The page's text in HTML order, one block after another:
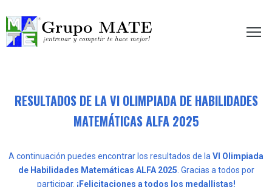
te hace mejor!
RESULTADOS DE LA VI OLIMPIADA DE HABILIDADES
MATEMÁTICAS ALFA 2025
A continuación puedes encontrar los resultados de laVI Olimpiada
de Habilidades Matemáticas ALFA 2025. Gracias a todos por
participar. ¡Felicitaciones a todos los medallistas!